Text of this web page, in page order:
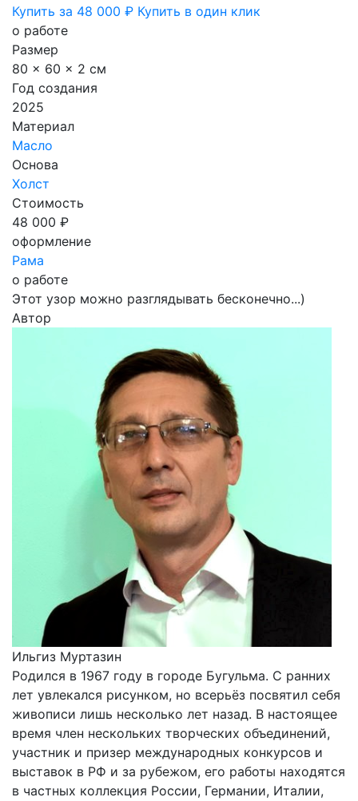
Купить за 48 000 ₽ Купить в один клик
о работе
Размер
80 x 60 x 2 см
Год создания
2025
Материал
Масло
Основа
Холст
Стоимость
48 000 ₽
оформление
Рама
о работе
Этот узор можно разглядывать бесконечно...)
Автор
Ильгиз Муртазин
Родился в 1967 году в городе Бугульма. С ранних
лет увлекался рисунком, но всерьёз посвятил себя
живописи лишь несколько лет назад. В настоящее
время член нескольких творческих объединений,
участник и призер международных конкурсов и
выставок в РФ и за рубежом, его работы находятся
в частных коллекция России, Германии, Италии,